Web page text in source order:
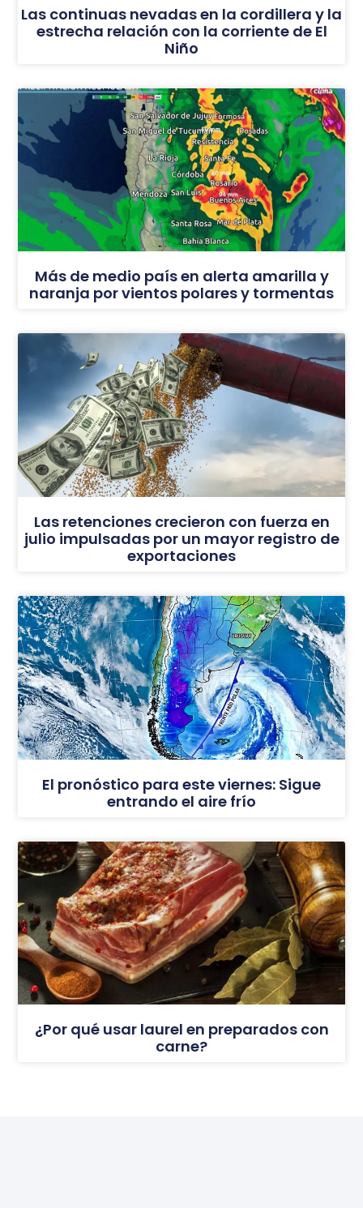
Las continuas nevadas en la cordillera y la
estrecha relación con la corriente de El
Niño
Más de medio país en alerta amarilla y
naranja por vientos polares y tormentas
Las retenciones crecieron con fuerza en
julio impulsadas por un mayor registro de
exportaciones
El pronóstico para este viernes: Sigue
entrando el aire frío
¿Por qué usar laurel en preparados con
carne?